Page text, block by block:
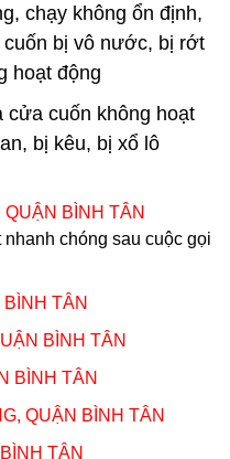
chạy không ổn định,
bị vô nước, bị rớt
hoạt động
cuốn không hoạt
bị kêu, bị xổ lô
QUẬN BÌNH TÂN
nhanh chóng sau cuộc gọi
TÂN
BÌNH TÂN
BÌNH TÂN
QUẬN BÌNH TÂN
TÂN